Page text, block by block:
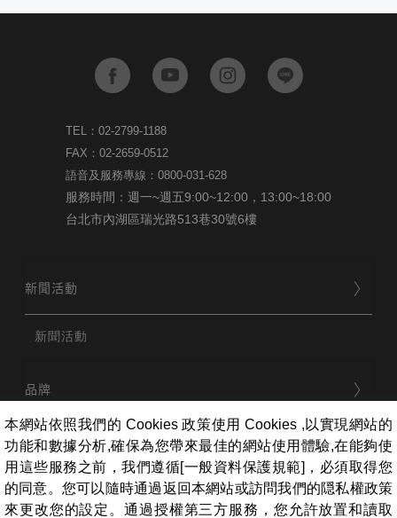
TEL：02-2799-1188
FAX：02-2659-0512
語音及服務專線：0800-031-628
服務時間：週一~週五9:00~12:00，13:00~18:00
台北市內湖區瑞光路513巷30號6樓
新聞活動
新聞活動
品牌
用戶服務
本網站依照我們的 Cookies 政策使用 Cookies ,以實現網站的
功能和數據分析,確保為您帶來最佳的網站使用體驗,在能夠使
用這些服務之前，我們遵循[一般資料保護規範]，必須取得您
的同意。您可以隨時通過返回本網站或訪問我們的隠私權政策
來更改您的設定。通過授權第三方服務，您允許放置和讀取